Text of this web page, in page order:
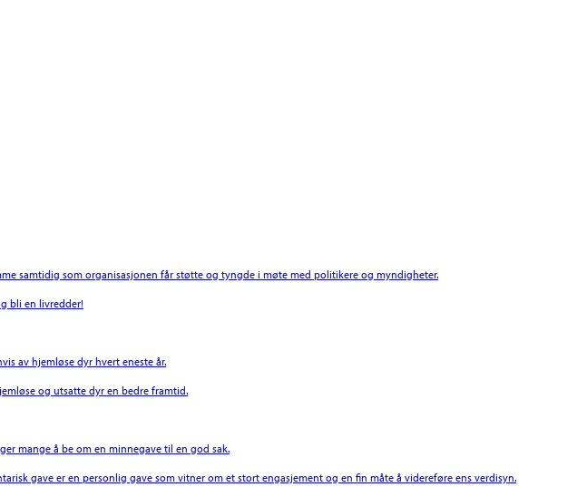
samtidig som organisasjonen får støtte og tyngde i møte med politikere og myndigheter.
bli en livredder!
av hjemløse dyr hvert eneste år.
og utsatte dyr en bedre framtid.
mange å be om en minnegave til en god sak.
gave er en personlig gave som vitner om et stort engasjement og en fin måte å videreføre ens verdisyn.